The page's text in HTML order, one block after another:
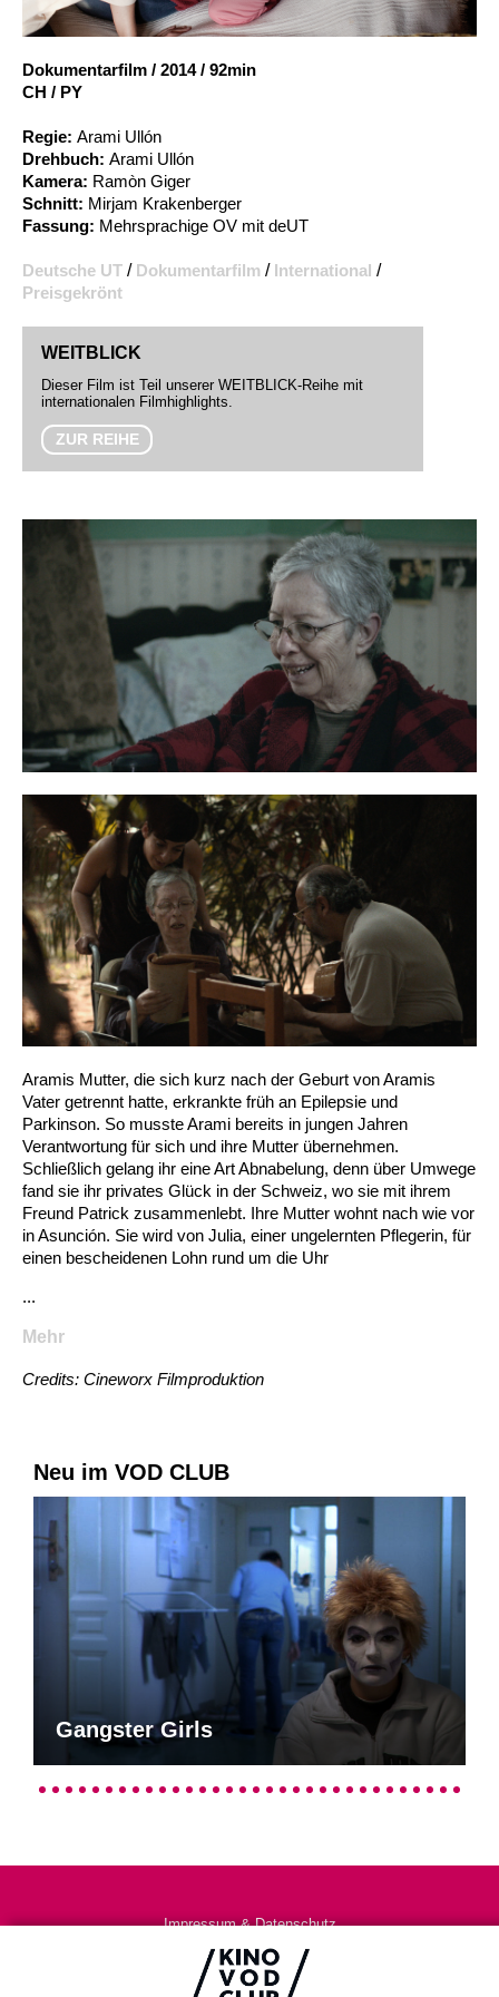
Account
Dokumentarfilm / 2014 / 92min
CH / PY
Regie: Arami Ullón
Drehbuch: Arami Ullón
Kamera: Ramòn Giger
Schnitt: Mirjam Krakenberger
Fassung: Mehrsprachige OV mit deUT
Deutsche UT / Dokumentarfilm / International /
Preisgekrönt
WEITBLICK
Dieser Film ist Teil unserer WEITBLICK-Reihe mit
internationalen Filmhighlights.
ZUR REIHE
Aramis Mutter, die sich kurz nach der Geburt von Aramis
Vater getrennt hatte, erkrankte früh an Epilepsie und
Parkinson. So musste Arami bereits in jungen Jahren
Verantwortung für sich und ihre Mutter übernehmen.
Schließlich gelang ihr eine Art Abnabelung, denn über Umwege
fand sie ihr privates Glück in der Schweiz, wo sie mit ihrem
Freund Patrick zusammenlebt. Ihre Mutter wohnt nach wie vor
in Asunción. Sie wird von Julia, einer ungelernten Pflegerin, für
einen bescheidenen Lohn rund um die Uhr
...
Mehr
Credits: Cineworx Filmproduktion
Neu im VOD CLUB
Gangster Girls
Impressum & Datenschutz
AGB
Kontakt